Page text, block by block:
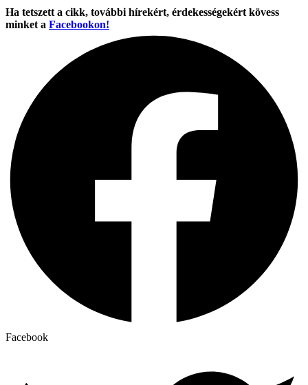
Ha tetszett a cikk, további hírekért, érdekességekért kövess
minket a Facebookon!
Facebook